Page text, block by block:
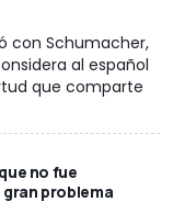
con Schumacher,
al español
que comparte
no fue
problema